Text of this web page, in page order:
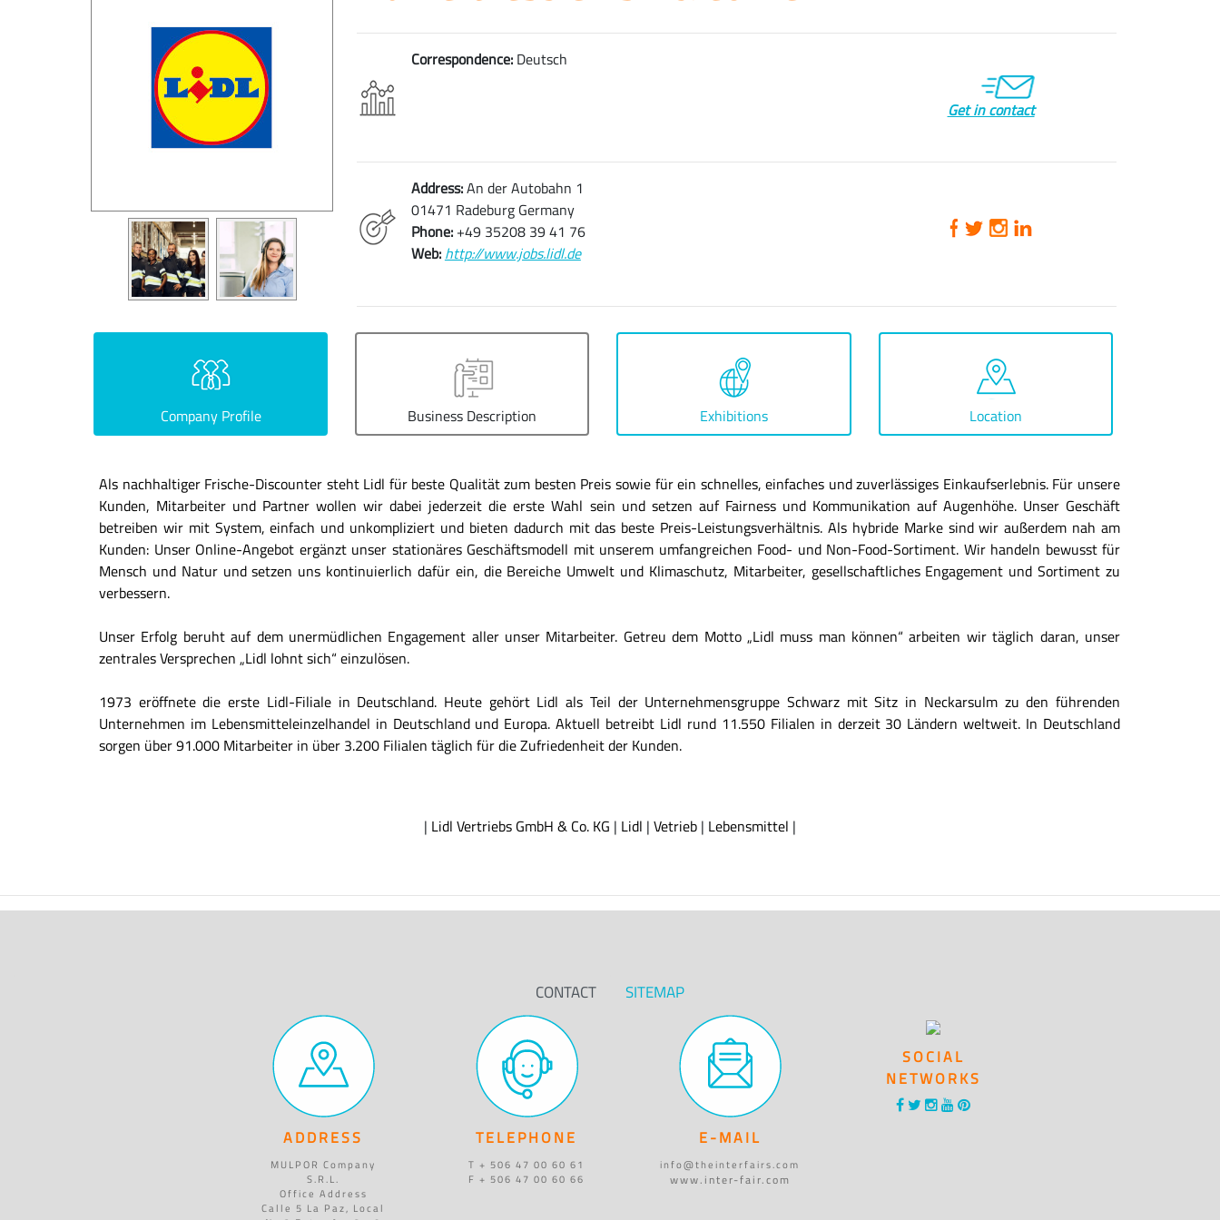
Correspondence:Deutsch
Get in contact
Address:An der Autobahn 1
01471 Radeburg Germany
Phone:+49 35208 39 41 76
Web: http://www.jobs.lidl.de
Company Profile Business Description Exhibitions Location
Als nachhaltiger Frische-Discounter steht Lidl für beste Qualität zum besten Preis sowie für ein schnelles, einfaches und zuverlässiges Einkaufserlebnis. Für unsere
Kunden, Mitarbeiter und Partner wollen wir dabei jederzeit die erste Wahl sein und setzen auf Fairness und Kommunikation auf Augenhöhe. Unser Geschäft
betreiben wir mit System, einfach und unkompliziert und bieten dadurch mit das beste Preis-Leistungsverhältnis. Als hybride Marke sind wir außerdem nah am
Kunden: Unser Online-Angebot ergänzt unser stationäres Geschäftsmodell mit unserem umfangreichen Food- und Non-Food-Sortiment. Wir handeln bewusst für
Mensch und Natur und setzen uns kontinuierlich dafür ein, die Bereiche Umwelt und Klimaschutz, Mitarbeiter, gesellschaftliches Engagement und Sortiment zu
verbessern.
Unser Erfolg beruht auf dem unermüdlichen Engagement aller unser Mitarbeiter. Getreu dem Motto „Lidl muss man können“ arbeiten wir täglich daran, unser
zentrales Versprechen „Lidl lohnt sich“ einzulösen.
1973 eröffnete die erste Lidl-Filiale in Deutschland. Heute gehört Lidl als Teil der Unternehmensgruppe Schwarz mit Sitz in Neckarsulm zu den führenden
Unternehmen im Lebensmitteleinzelhandel in Deutschland und Europa. Aktuell betreibt Lidl rund 11.550 Filialen in derzeit 30 Ländern weltweit. In Deutschland
sorgen über 91.000 Mitarbeiter in über 3.200 Filialen täglich für die Zufriedenheit der Kunden.
| Lidl Vertriebs GmbH & Co. KG | Lidl | Vetrieb | Lebensmittel |
CONTACT SITEMAP
ADDRESS
MULPOR Company
S.R.L.
Office Address
Calle 5 La Paz, Local
TELEPHONE
T + 506 47 00 60 61
F + 506 47 00 60 66
E-MAIL
info@theinterfairs.com
www.inter-fair.com
SOCIAL
NETWORKS